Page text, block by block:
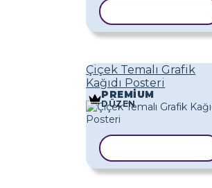
Çiçek Temalı Grafik
Kağıdı Posteri
PREMIUM
DÜZEN